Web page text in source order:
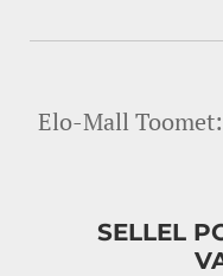
Elo-Mall
SELLEL